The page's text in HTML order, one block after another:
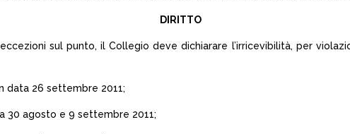
DIRITTO
sul punto, il Collegio deve dichiarare l’irricevibilità, per
data 26 settembre 2011;
30 agosto e 9 settembre 2011;